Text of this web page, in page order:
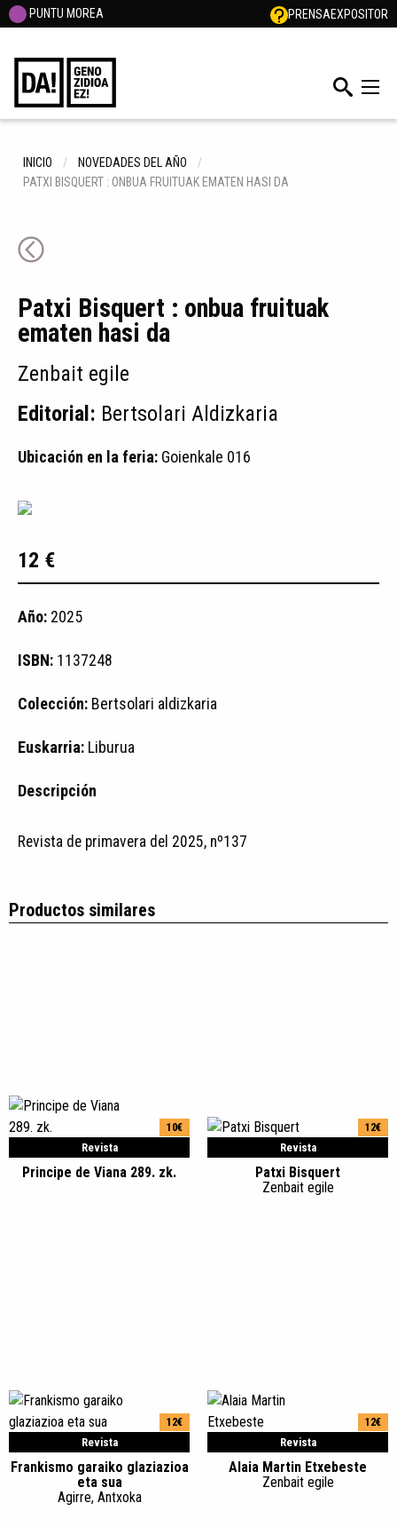
PUNTU MOREA PRENSAEXPOSITOR
INICIO
NOVEDADES DEL AÑO
PATXI BISQUERT : ONBUA FRUITUAK EMATEN HASI DA
Patxi Bisquert : onbua fruituak
ematen hasi da
Zenbait egile
Editorial: Bertsolari Aldizkaria
Ubicación en la feria: Goienkale 016
12 €
Año: 2025
ISBN: 1137248
Colección: Bertsolari aldizkaria
Euskarria: Liburua
Descripción
Revista de primavera del 2025, nº137
Productos similares
Revista
10€
Principe de Viana 289. zk.
Revista
12€
Patxi Bisquert
Zenbait egile
Revista
12€
Frankismo garaiko glaziazioa
eta sua
Agirre, Antxoka
Revista
12€
Alaia Martin Etxebeste
Zenbait egile